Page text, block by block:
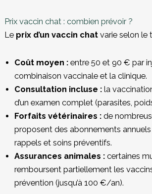
Prix vaccin chat : combien prévoir ?
Le prix d’un vaccin chatvarie selon le
Coût moyen :entre 50 et 90 € par
combinaison vaccinale et la clinique.
Consultation incluse :la
d’un examen complet (parasites,
Forfaits vétérinaires :de
proposent des abonnements annuels
rappels et soins préventifs.
Assurances animales :certaines
remboursent partiellement les
prévention (jusqu’à 100 €/an).